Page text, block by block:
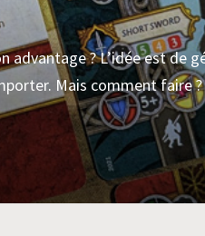
advantage ? L’idée est de
Mais comment faire